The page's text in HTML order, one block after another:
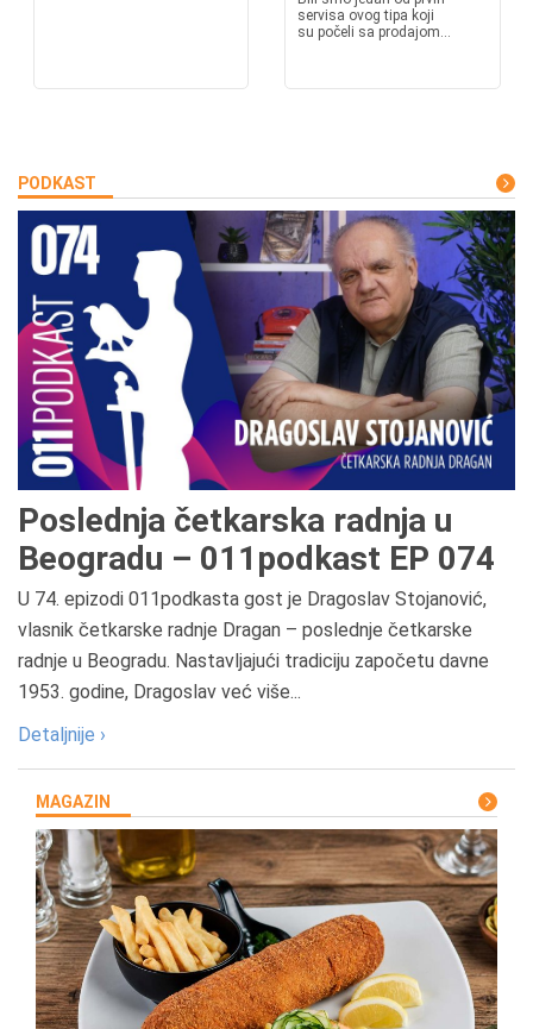
servisa ovog tipa koji
su počeli sa prodajom...
PODKAST
Poslednja četkarska radnja u
Beogradu – 011podkast EP 074
U 74. epizodi 011podkasta gost je Dragoslav Stojanović,
vlasnik četkarske radnje Dragan – poslednje četkarske
radnje u Beogradu. Nastavljajući tradiciju započetu davne
1953. godine, Dragoslav već više...
Detaljnije ›
MAGAZIN